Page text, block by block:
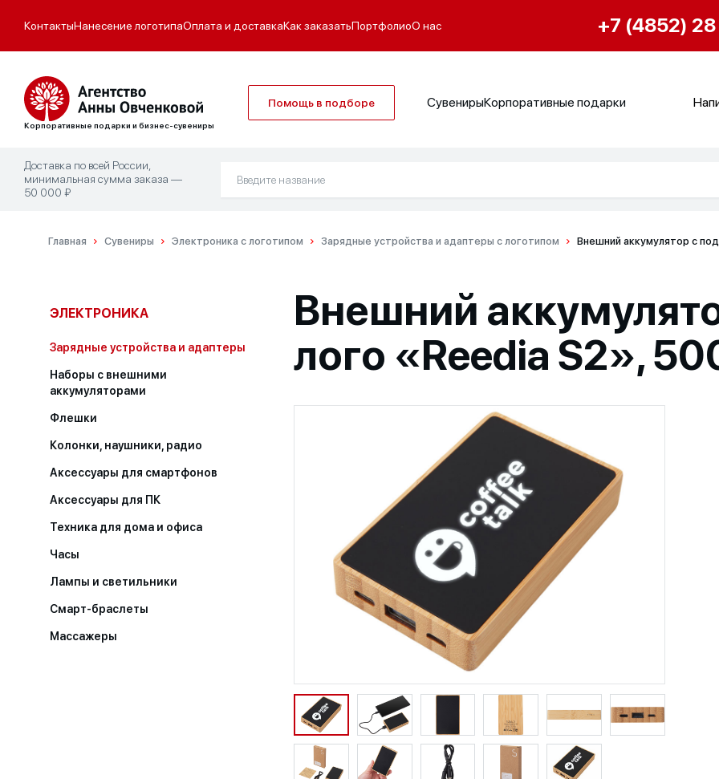
КонтактыНанесение логотипаОплата и доставкаКак заказатьПортфолиоО нас +7 (4852)
Корпоративные подарки и бизнес-сувениры
Помощь в подборе СувенирыКорпоративные подарки
Доставка по всей России,
минимальная сумма заказа —
50 000 ₽
Главная Сувениры Электроника с логотипом Зарядные устройства и адаптеры с логотипом Внешний аккумулятор с
ЭЛЕКТРОНИКА
Зарядные устройства и адаптеры
Наборы с внешними
аккумуляторами
Флешки
Колонки, наушники, радио
Аксессуары для смартфонов
Аксессуары для ПК
Техника для дома и офиса
Часы
Лампы и светильники
Смарт-браслеты
Массажеры
Внешний
лого «Reedia S2»,